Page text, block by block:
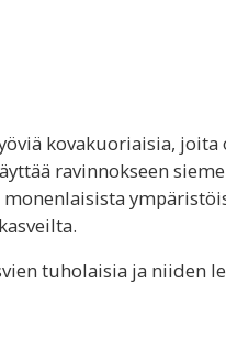
kovakuoriaisia, joita
ravinnokseen
tuholaisia ja niiden